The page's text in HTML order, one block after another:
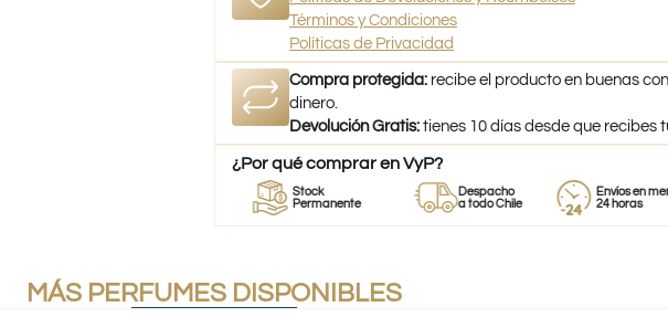
Términos y Condiciones
Políticas de Privacidad
Compra protegida: recibe el producto en buenas
dinero.
Devolución Gratis: tienes 10 días desde que recibes
¿Por qué comprar en VyP?
Stock
Permanente
Despacho
a todo Chile
Envíos en menos de
24 horas
MÁS PERFUMES DISPONIBLES